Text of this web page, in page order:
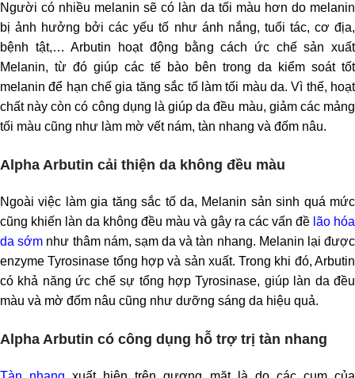
Người có nhiều melanin sẽ có làn da tối màu hơn do melanin
bị ảnh hưởng bởi các yếu tố như ánh nắng, tuổi tác, cơ địa,
bệnh tật,… Arbutin hoạt động bằng cách ức chế sản xuất
Melanin, từ đó giúp các tế bào bên trong da kiểm soát tốt
melanin để hạn chế gia tăng sắc tố làm tối màu da. Vì thế, hoạt
chất này còn có công dụng là giúp da đều màu, giảm các mảng
tối màu cũng như làm mờ vết nám, tàn nhang và đốm nâu.
Alpha Arbutin cải thiện da không đều màu
Ngoài việc làm gia tăng sắc tố da, Melanin sản sinh quá mức
cũng khiến làn da không đều màu và gây ra các vấn đềlão hóa
da sớm như thâm nám, sạm da và tàn nhang. Melanin lại được
enzyme Tyrosinase tổng hợp và sản xuất. Trong khi đó, Arbutin
có khả năng ức chế sự tổng hợp Tyrosinase, giúp làn da đều
màu và mờ đốm nâu cũng như dưỡng sáng da hiệu quả.
Alpha Arbutin có công dụng hỗ trợ trị tàn nhang